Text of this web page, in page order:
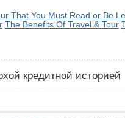
That You Must Read or Be
The Benefits Of Travel & Tour
кредитной историей